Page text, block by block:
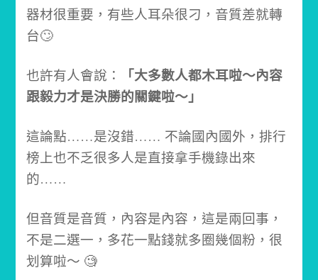
器材很重要，有些人耳朵很刁，音質差就轉
台🙄
也許有人會說：
「大多數人都木耳啦～內容
跟毅力才是決勝的關鍵啦～」
這論點……是沒錯…… 不論國內國外，排行
榜上也不乏很多人是直接拿手機錄出來
的……
但音質是音質，內容是內容，這是兩回事，
不是二選一，多花一點錢就多圈幾個粉，很
划算啦～ 🧐